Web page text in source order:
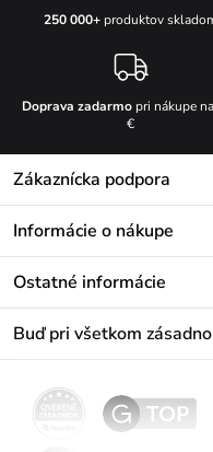
250 000+ produktov
Doprava zadarmopri nákupe
€
Zákaznícka podpora
info@vuch.sk
Informácie o nákupe
Materiály a údržba
Vrátenie a reklamácia
Ostatné informácie
Darčekové poukazy
Buď pri všetkom